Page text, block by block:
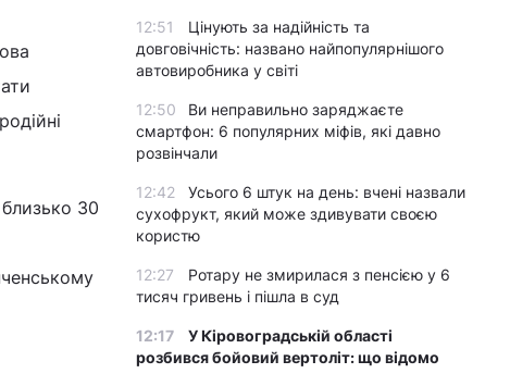
30
12:51
Цінують за надійність та
довговічність: названо найпопулярнішого
автовиробника у світі
12:50
Ви неправильно заряджаєте
смартфон: 6 популярних міфів, які давно
розвінчали
12:42
Усього 6 штук на день: вчені назвали
сухофрукт, який може здивувати своєю
користю
12:27
Ротару не змирилася з пенсією у 6
тисяч гривень і пішла в суд
12:17
У Кіровоградській області
розбився бойовий вертоліт: що відомо